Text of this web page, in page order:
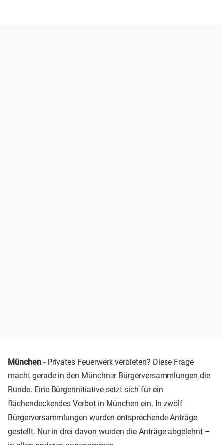
München - Privates Feuerwerk verbieten? Diese Frage
macht gerade in den Münchner Bürgerversammlungen die
Runde. Eine Bürgerinitiative setzt sich für ein
flächendeckendes Verbot in München ein. In zwölf
Bürgerversammlungen wurden entsprechende Anträge
gestellt. Nur in drei davon wurden die Anträge abgelehnt –